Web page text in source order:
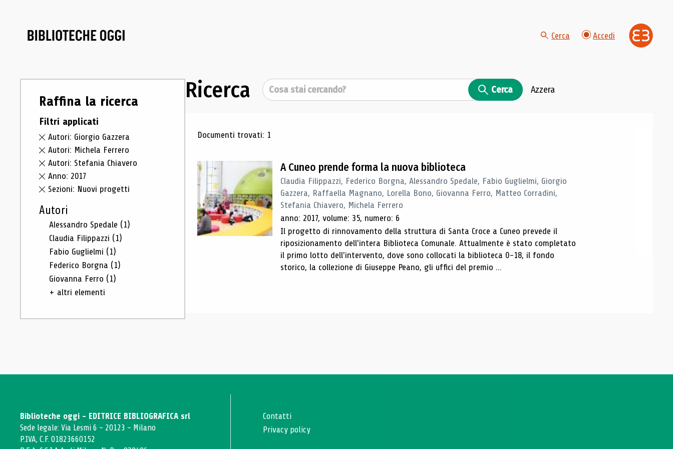
Cerca Accedi
Raffina la ricerca
Filtri applicati
Autori: Giorgio Gazzera
Autori: Michela Ferrero
Autori: Stefania Chiavero
Anno: 2017
Sezioni: Nuovi progetti
Autori
Alessandro Spedale (1)
Claudia Filippazzi (1)
Fabio Guglielmi (1)
Federico Borgna (1)
Giovanna Ferro (1)
+ altri elementi
Ricerca Cerca Cerca Azzera
Risultati di ricerca
Documenti trovati: 1
A Cuneo prende forma la nuova biblioteca
Claudia Filippazzi, Federico Borgna, Alessandro Spedale, Fabio Guglielmi, Giorgio
Gazzera, Raffaella Magnano, Lorella Bono, Giovanna Ferro, Matteo Corradini,
Stefania Chiavero, Michela Ferrero
anno: 2017, volume: 35, numero: 6
Il progetto di rinnovamento della struttura di Santa Croce a Cuneo prevede il
riposizionamento dell'intera Biblioteca Comunale. Attualmente è stato completato
il primo lotto dell'intervento, dove sono collocati la biblioteca 0-18, il fondo
storico, la collezione di Giuseppe Peano, gli uffici del premio ...
Biblioteche oggi - EDITRICE BIBLIOGRAFICA srl
Sede legale: Via Lesmi 6 - 20123 - Milano
P.IVA, C.F. 01823660152
Contatti
Privacy policy